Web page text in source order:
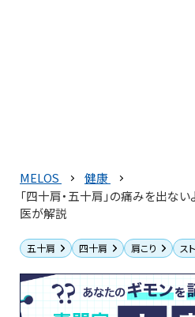
MELOS
健康
「四十肩・五十肩」の痛みを出な
医が解説
五十肩 四十肩 肩こり ス